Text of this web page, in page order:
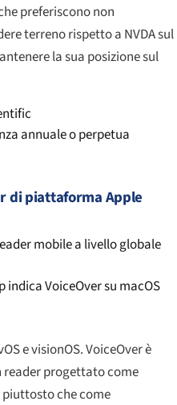
preferiscono non
terreno rispetto a NVDA sul
la sua posizione sul
annuale o perpetua
di piattaforma Apple
mobile a livello globale
VoiceOver su macOS
e visionOS. VoiceOver è
reader progettato come
che come